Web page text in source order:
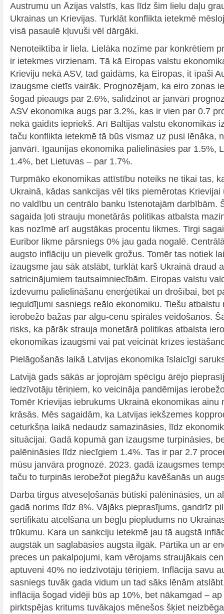
Austrumu un Āzijas valstīs, kas līdz šim lielu daļu
Ukrainas un Krievijas. Turklāt konflikta ietekmē
visā pasaulē kļuvuši vēl dārgāki.
Nenoteiktība ir liela. Lielāka nozīme par konkrētiem
ir ietekmes virzienam. Tā kā Eiropas valstu
Krieviju nekā ASV, tad gaidāms, ka Eiropas, it īpaši
izaugsme cietīs vairāk. Prognozējam, ka eiro zonas
šogad pieaugs par 2.6%, salīdzinot ar janvārī
ASV ekonomika augs par 3.2%, kas ir vien par 0.7
nekā gaidīts iepriekš. Arī Baltijas valstu ekonomikās
taču konflikta ietekmē tā būs vismaz uz pusi lēnāka,
janvārī. Igaunijas ekonomika palielināsies par 1.5%,
1.4%, bet Lietuvas – par 1.7%.
Turpmāko ekonomikas attīstību noteiks ne tikai tas,
Ukrainā, kādas sankcijas vēl tiks piemērotas
no valdību un centrālo banku īstenotajām darbībām.
sagaida ļoti strauju monetārās politikas atbalsta
kas nozīmē arī augstākas procentu likmes. Tirgi
Euribor likme pārsniegs 0% jau gada nogalē.
augsto inflāciju un pievelk grožus. Tomēr tas notiek
izaugsme jau sāk atslābt, turklāt karš Ukrainā draud
satricinājumiem tautsaimniecībām. Eiropas valstu
izdevumu palielināšanu enerģētikai un drošībai, bet
ieguldījumi sasniegs reālo ekonomiku. Tiešu atbalstu
ierobežo bažas par algu-cenu spirāles veidošanos.
risks, ka pārāk strauja monetārā politikas atbalsta
ekonomikas izaugsmi vai pat veicināt krīzes
Pielāgošanās laikā Latvijas ekonomika īslaicīgi
Latvijā gads sākās ar joprojām spēcīgu ārējo
iedzīvotāju tēriņiem, ko veicināja pandēmijas
Tomēr Krievijas iebrukums Ukrainā ekonomikas ainu
krāsās. Mēs sagaidām, ka Latvijas iekšzemes
ceturkšņa laikā nedaudz samazināsies, līdz
situācijai. Gadā kopumā gan izaugsme turpināsies,
palēnināsies līdz niecīgiem 1.4%. Tas ir par 2.7
mūsu janvāra prognozē. 2023. gadā izaugsmes
taču to turpinās ierobežot piegāžu kavēšanās un
Darba tirgus atveseļošanās būtiski palēnināsies, un
gadā norims līdz 8%. Vājāks pieprasījums, gandrīz
sertifikātu atcelšana un bēgļu pieplūdums no
trūkumu. Kara un sankciju ietekmē jau tā augstā
augstāk un saglabāsies augsta ilgāk. Pārtika un ar
preces un pakalpojumi, kam vērojams straujākais
aptuveni 40% no iedzīvotāju tēriņiem. Inflācija savu
sasniegs tuvāk gada vidum un tad sāks lēnām
inflācija šogad vidēji būs ap 10%, bet nākamgad –
pirktspējas kritums tuvākajos mēnešos šķiet